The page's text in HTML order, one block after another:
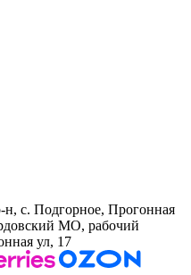
с. Подгорное, Прогонная
МО, рабочий
ул, 17